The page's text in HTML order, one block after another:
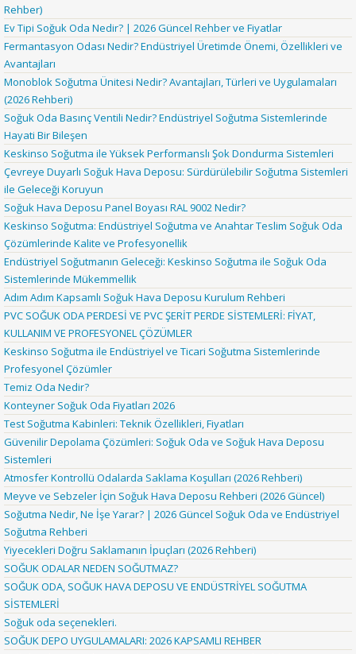
Rehber)
Ev Tipi Soğuk Oda Nedir? | 2026 Güncel Rehber ve Fiyatlar
Fermantasyon Odası Nedir? Endüstriyel Üretimde Önemi, Özellikleri ve
Avantajları
Monoblok Soğutma Ünitesi Nedir? Avantajları, Türleri ve Uygulamaları
(2026 Rehberi)
Soğuk Oda Basınç Ventili Nedir? Endüstriyel Soğutma Sistemlerinde
Hayati Bir Bileşen
Keskinso Soğutma ile Yüksek Performanslı Şok Dondurma Sistemleri
Çevreye Duyarlı Soğuk Hava Deposu: Sürdürülebilir Soğutma Sistemleri
ile Geleceği Koruyun
Soğuk Hava Deposu Panel Boyası RAL 9002 Nedir?
Keskinso Soğutma: Endüstriyel Soğutma ve Anahtar Teslim Soğuk Oda
Çözümlerinde Kalite ve Profesyonellik
Endüstriyel Soğutmanın Geleceği: Keskinso Soğutma ile Soğuk Oda
Sistemlerinde Mükemmellik
Adım Adım Kapsamlı Soğuk Hava Deposu Kurulum Rehberi
PVC SOĞUK ODA PERDESİ VE PVC ŞERİT PERDE SİSTEMLERİ: FİYAT,
KULLANIM VE PROFESYONEL ÇÖZÜMLER
Keskinso Soğutma ile Endüstriyel ve Ticari Soğutma Sistemlerinde
Profesyonel Çözümler
Temiz Oda Nedir?
Konteyner Soğuk Oda Fiyatları 2026
Test Soğutma Kabinleri: Teknik Özellikleri, Fiyatları
Güvenilir Depolama Çözümleri: Soğuk Oda ve Soğuk Hava Deposu
Sistemleri
Atmosfer Kontrollü Odalarda Saklama Koşulları (2026 Rehberi)
Meyve ve Sebzeler İçin Soğuk Hava Deposu Rehberi (2026 Güncel)
Soğutma Nedir, Ne İşe Yarar? | 2026 Güncel Soğuk Oda ve Endüstriyel
Soğutma Rehberi
Yiyecekleri Doğru Saklamanın İpuçları (2026 Rehberi)
SOĞUK ODALAR NEDEN SOĞUTMAZ?
SOĞUK ODA, SOĞUK HAVA DEPOSU VE ENDÜSTRİYEL SOĞUTMA
SİSTEMLERİ
Soğuk oda seçenekleri.
SOĞUK DEPO UYGULAMALARI: 2026 KAPSAMLI REHBER